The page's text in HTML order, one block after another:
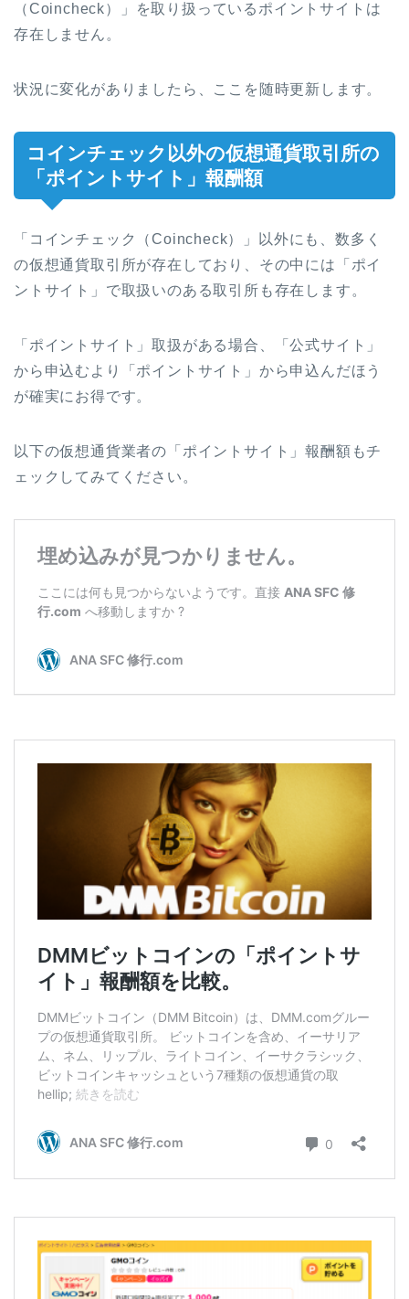
（Coincheck）」を取り扱っているポイントサイトは
存在しません。
状況に変化がありましたら、ここを随時更新します。
コインチェック以外の仮想通貨取引所の
「ポイントサイト」報酬額
「コインチェック（Coincheck）」以外にも、数多く
の仮想通貨取引所が存在しており、その中には「ポイ
ントサイト」で取扱いのある取引所も存在します。
「ポイントサイト」取扱がある場合、「公式サイト」
から申込むより「ポイントサイト」から申込んだほう
が確実にお得です。
以下の仮想通貨業者の「ポイントサイト」報酬額もチ
ェックしてみてください。